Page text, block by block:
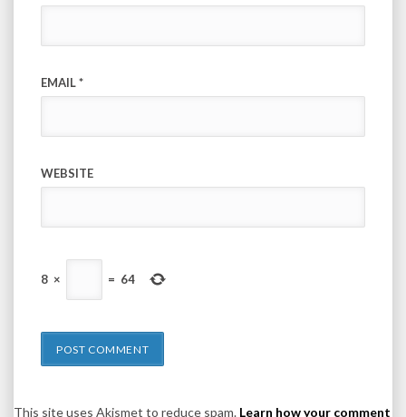
EMAIL*
WEBSITE
8 × = 64
This site uses Akismet to reduce spam. Learn how your comment